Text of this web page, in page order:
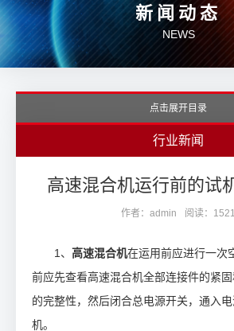
新闻动态
NEWS
点击展开目录
行业新闻
高速混合机运行前的试
作者：admin 阅读：1521
1、 高速混合机在运用前应进行一次
前应先查看高速混合机全部连接件的紧
的完整性，然后闭合总电源开关，通入
机。